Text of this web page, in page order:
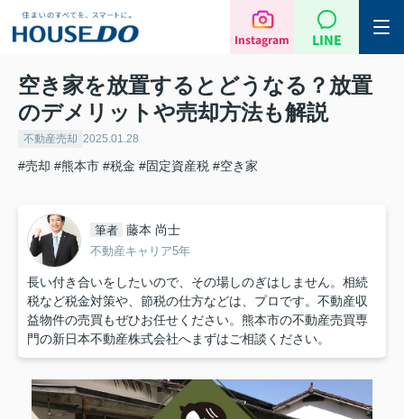
Instagram LINE
空き家を放置するとどうなる？放置
のデメリットや売却方法も解説
不動産売却 2025.01.28
#売却 #熊本市 #税金 #固定資産税 #空き家
筆者 藤本 尚士
不動産キャリア5年
長い付き合いをしたいので、その場しのぎはしません。相続
税など税金対策や、節税の仕方などは、プロです。不動産収
益物件の売買もぜひお任せください。熊本市の不動産売買専
門の新日本不動産株式会社へまずはご相談ください。